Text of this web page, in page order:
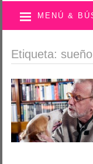
MENÚ &
Etiqueta: